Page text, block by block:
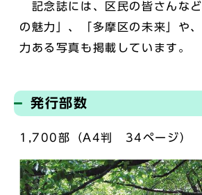
記念誌には、区民の皆さんな
の魅力」、「多摩区の未来」や
力ある写真も掲載しています。
発行部数
1,700部（A4判 34ページ）